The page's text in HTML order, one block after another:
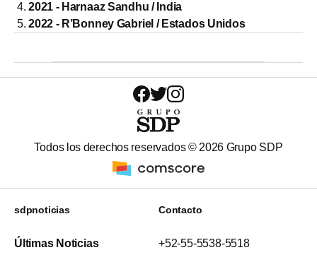
2021 - Harnaaz Sandhu / India
2022 - R’Bonney Gabriel / Estados Unidos
Todos los derechos reservados © 2026 Grupo SDP
sdpnoticias
Últimas Noticias
Contacto
+52-55-5538-5518